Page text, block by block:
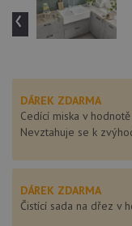
‹
DÁREK ZDARMA
Cedící miska v
Nevztahuje se k
DÁREK ZDARMA
Čistící sada na dřez v